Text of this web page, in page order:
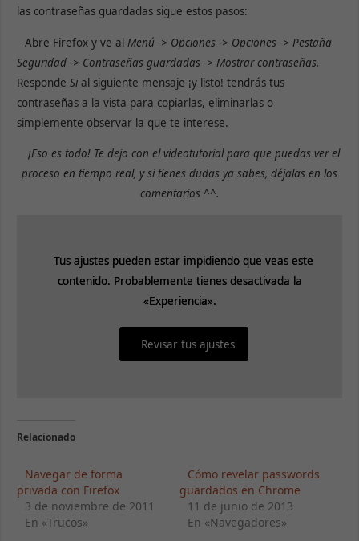
las contraseñas guardadas sigue estos pasos:
Abre Firefox y ve alMenú -> Opciones -> Opciones -> Pestaña
Seguridad -> Contraseñas guardadas -> Mostrar contraseñas.
RespondeSial siguiente mensaje ¡y listo! tendrás tus
contraseñas a la vista para copiarlas, eliminarlas o
simplemente observar la que te interese.
¡Eso es todo! Te dejo con el videotutorial para que puedas ver el
proceso en tiempo real, y si tienes dudas ya sabes, déjalas en los
comentarios ^^.
Tus ajustes pueden estar impidiendo que veas este
contenido. Probablemente tienes desactivada la
«Experiencia».
Revisar tus ajustes
Tus ajustes pueden estar impidiendo que veas este
contenido. Probablemente tienes desactivada la
«Experiencia».
Revisar tus ajustes
Relacionado
Navegar de forma
privada con Firefox
3 de noviembre de 2011
En «Trucos»
Cómo revelar passwords
guardados en Chrome
11 de junio de 2013
En «Navegadores»